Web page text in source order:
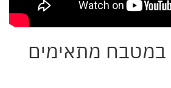
במטבח מתאימים